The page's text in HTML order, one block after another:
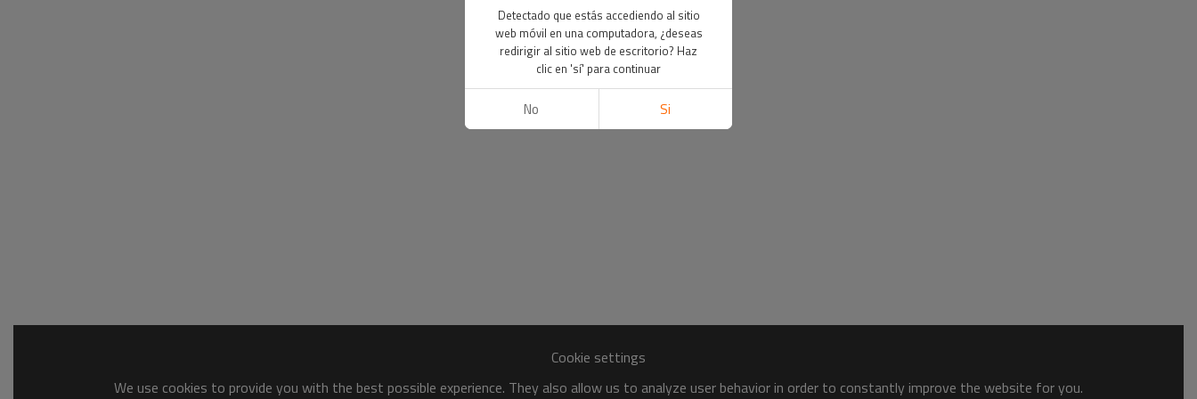
Cookie settings
We use cookies to provide you with the best possible experience. They also allow us to analyze user behavior in order to constantly improve the website for you.
Detectado que estás accediendo al sitio
web móvil en una computadora, ¿deseas
redirigir al sitio web de escritorio? Haz
clic en 'sí' para continuar
No Si